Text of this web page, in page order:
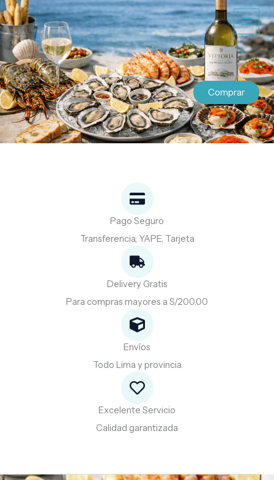
al
contenido
Comprar
Pago Seguro
Transferencia, YAPE, Tarjeta
Delivery Gratis
Para compras mayores a S/200.00
Envíos
Todo Lima y provincia
Excelente Servicio
Calidad garantizada